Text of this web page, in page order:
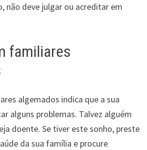
não deve julgar ou acreditar em
familiares
algemados indica que a sua
alguns problemas. Talvez alguém
doente. Se tiver este sonho, preste
da sua família e procure